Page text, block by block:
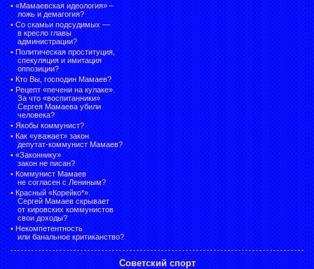
• «Мамаевская идеология» –
ложь и демагогия?
• Со скамьи подсудимых —
в кресло главы
администрации?
• Политическая проституция,
спекуляция и имитация
оппозиции?
• Кто Вы, господин Мамаев?
• Рецепт «печени на кулаке».
За что «воспитанники»
Сергея Мамаева убили
человека?
• Якобы коммунист?
• Как «уважает» закон
депутат-коммунист Мамаев?
• «Законнику»
закон не писан?
• Коммунист Мамаев
не согласен с Лениным?
• Красный «Корейко*».
Сергей Мамаев скрывает
от кировских коммунистов
свои доходы?
• Некомпетентность
или банальное критиканство?
Советский спорт